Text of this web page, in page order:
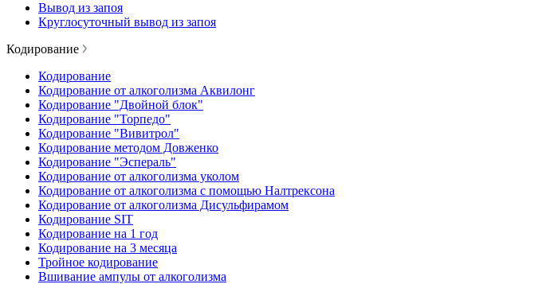
Вывод из запоя
Круглосуточный вывод из запоя
Кодирование
Кодирование
Кодирование от алкоголизма Аквилонг
Кодирование "Двойной блок"
Кодирование "Торпедо"
Кодирование "Вивитрол"
Кодирование методом Довженко
Кодирование "Эспераль"
Кодирование от алкоголизма уколом
Кодирование от алкоголизма с помощью Налтрексона
Кодирование от алкоголизма Дисульфирамом
Кодирование SIT
Кодирование на 1 год
Кодирование на 3 месяца
Тройное кодирование
Вшивание ампулы от алкоголизма